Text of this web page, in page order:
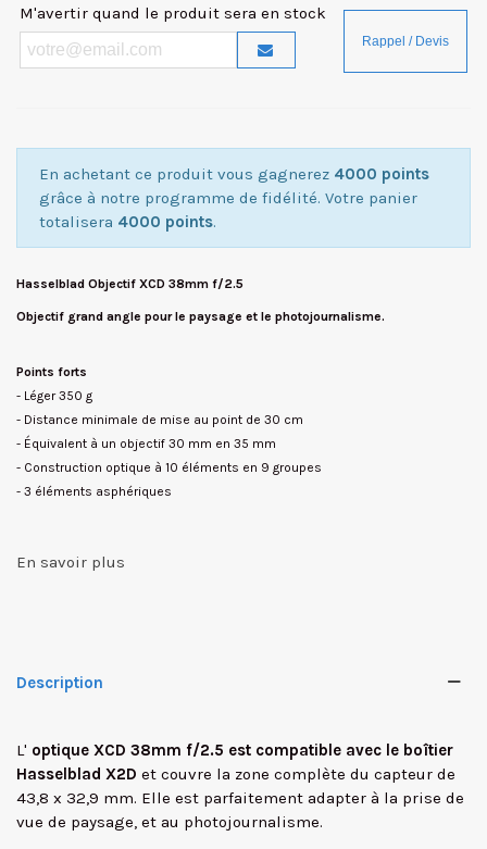
M'avertir quand le produit sera en stock
En achetant ce produit vous gagnerez 4000 points
grâce à notre programme de fidélité. Votre panier
totalisera 4000 points.
Hasselblad Objectif XCD 38mm f/2.5
Objectif grand angle pour le paysage et le photojournalisme.
Points forts
- Léger 350 g
- Distance minimale de mise au point de 30 cm
- Équivalent à un objectif 30 mm en 35 mm
- Construction optique à 10 éléments en 9 groupes
- 3 éléments asphériques
En savoir plus
Description
L' optique XCD 38mm f/2.5 est compatible avec le boîtier
Hasselblad X2D et couvre la zone complète du capteur de
43,8 x 32,9 mm. Elle est parfaitement adapter à la prise de
vue de paysage, et au photojournalisme.